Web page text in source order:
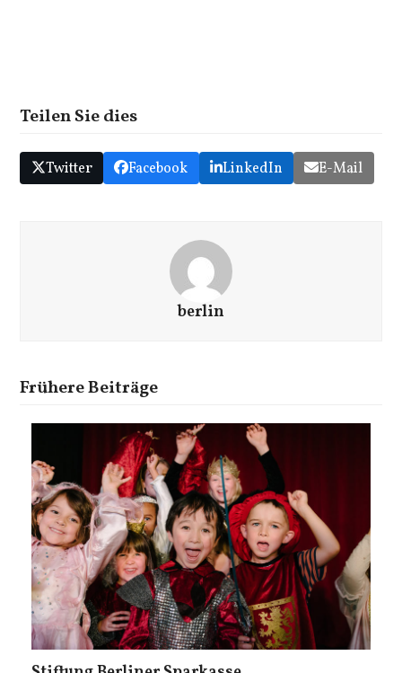
Teilen Sie dies
Twitter Facebook LinkedIn E-Mail
berlin
Frühere Beiträge